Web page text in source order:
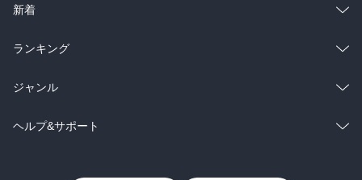
ラノベ
雑誌・グラビア
BL・TL
総合
ラノベ
雑誌・グラビア
BL・TL
新着
総合
ラノベ
雑誌・グラビア
ランキング
総合
ラノベ
ジャンル
コミック
ヘルプ&サポート